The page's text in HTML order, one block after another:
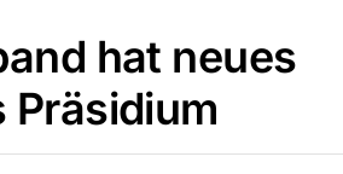
hat neues